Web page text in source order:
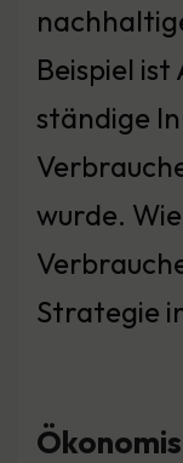
Beispiel ist
ständige
wurde.
Strategie